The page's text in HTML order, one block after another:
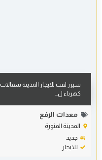
سيزر لفت للايجار المدينة سقالات
كهرباء ل...
معدات الرفع
المدينة المنورة
جديد
للايجار